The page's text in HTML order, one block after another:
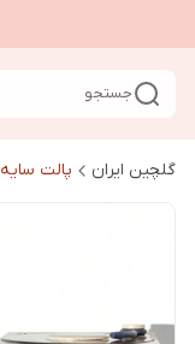
جستجو
گلچین ایران پالت سایه